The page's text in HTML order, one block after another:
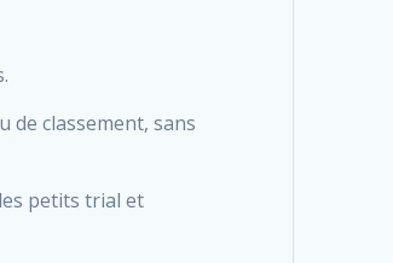
de classement, sans
petits trial et